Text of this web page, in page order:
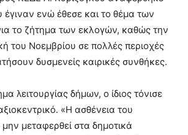
έγιναν ενώ έθεσε και το θέμα των
το ζήτημα των εκλογών, καθώς την
του Νοεμβρίου σε πολλές περιοχές
δυσμενείς καιρικές συνθήκες.
λειτουργίας δήμων, ο ίδιος τόνισε
«Η ασθένεια του
μεταφερθεί στα δημοτικά